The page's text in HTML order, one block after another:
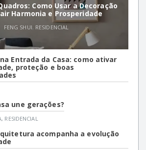
Como Usar a Decoração
Harmonia e Prosperidade
FENG SHUI, RESIDENCIAL
Entrada da Casa: como ativar
proteção e boas
une gerações?
, RESIDENCIAL
acompanha a evolução